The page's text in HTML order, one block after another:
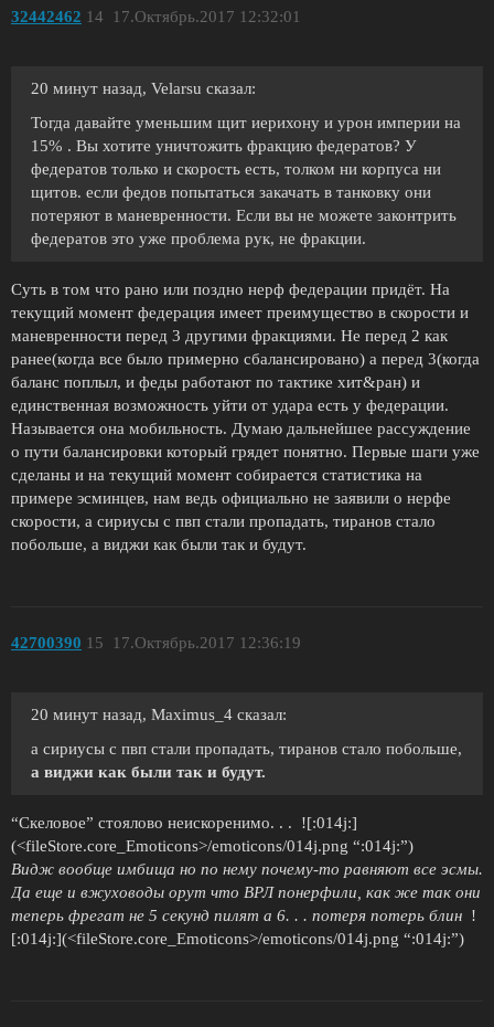
32442462 17.Октябрь.2017 12:32:01
14
20 минут назад, Velarsu сказал:
Тогда давайте уменьшим щит иерихону и урон империи на
15% . Вы хотите уничтожить фракцию федератов? У
федератов только и скорость есть, толком ни корпуса ни
щитов. если федов попытаться закачать в танковку они
потеряют в маневренности. Если вы не можете законтрить
федератов это уже проблема рук, не фракции.
Суть в том что рано или поздно нерф федерации придёт. На
текущий момент федерация имеет преимущество в скорости и
маневренности перед 3 другими фракциями. Не перед 2 как
ранее(когда все было примерно сбалансировано) а перед 3(когда
баланс поплыл, и феды работают по тактике хит&ран) и
единственная возможность уйти от удара есть у федерации.
Называется она мобильность. Думаю дальнейшее рассуждение
о пути балансировки который грядет понятно. Первые шаги уже
сделаны и на текущий момент собирается статистика на
примере эсминцев, нам ведь официально не заявили о нерфе
скорости, а сириусы с пвп стали пропадать, тиранов стало
побольше, а виджи как были так и будут.
42700390 17.Октябрь.2017 12:36:19
15
20 минут назад, Maximus_4 сказал:
а сириусы с пвп стали пропадать, тиранов стало побольше,
а виджи как были так и будут.
“Скеловое” стоялово неискоренимо. . . ![:014j:]
(<fileStore.core_Emoticons>/emoticons/014j.png “:014j:”)
Видж вообще имбища но по нему почему-то равняют все эсмы.
Да еще и вжуховоды орут что ВРЛ понерфили, как же так они
теперь фрегат не 5 секунд пилят а 6. . . потеря потерь блин !
[:014j:](<fileStore.core_Emoticons>/emoticons/014j.png “:014j:”)